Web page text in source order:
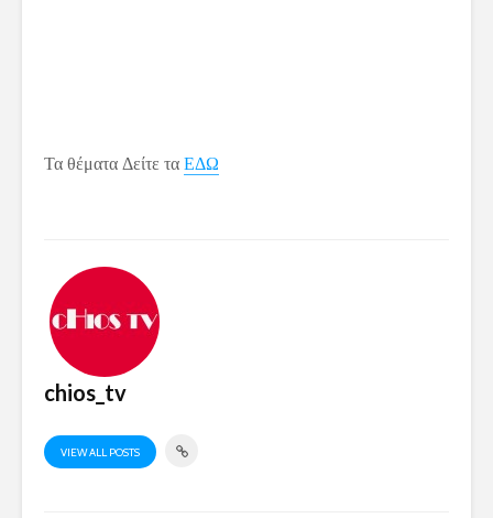
Τα θέματα Δείτε τα ΕΔΩ
chios_tv
VIEW ALL POSTS